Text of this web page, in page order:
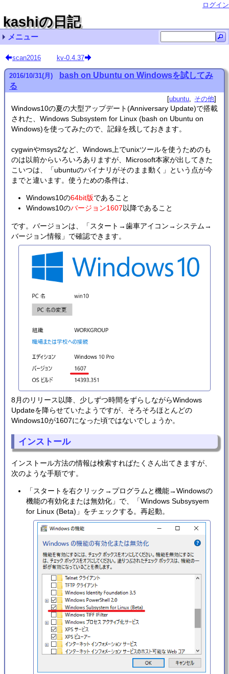
ログイン
kashiの日記
メニュー
最近の記事一覧
kv-0.4.62
kv-0.4.61
kv-0.4.60
kv-0.4.59
非正規化数の計算は遅い？
最近のコメント一覧
Ubuntu 24.04 インストール (リンク集) cupmen
Ubuntu LinuxでVMware Workstation pro/playerを
使うときの注意 qwaxgo
Ubuntu 20.04 インストール (8) Kuni
Ubuntu 20.04のBLAS (dgemm) をベンチマーク 名無
Ubuntu LinuxでVMware Workstation pro/playerを
使うときの注意 chmick
タグリスト
精度保証 (111)
ubuntu (73)
その他 (10)
自転車 (1)
scan2016 kv-0.4.37
2016/10/31(月)
bash on Ubuntu on Windowsを試してみ
る
ubuntu その他
Windows10の夏の大型アップデート(Anniversary Update)で搭載
された、Windows Subsystem for Linux (bash on Ubuntu on
Windows)を使ってみたので、記録を残しておきます。
cygwinやmsys2など、Windows上でunixツールを使うためのも
のは以前からいろいろありますが、Microsoft本家が出してきた
こいつは、「ubuntuのバイナリがそのまま動く」という点が今
までと違います。使うための条件は、
Windows10の64bit版であること
Windows10のバージョン1607以降であること
です。バージョンは、「スタート→歯車アイコン→システム→
バージョン情報」で確認できます。
8月のリリース以降、少しずつ時間をずらしながらWindows
Updateを降らせていたようですが、そろそろほとんどの
Windows10が1607になった頃ではないでしょうか。
インストール
インストール方法の情報は検索すればたくさん出てきますが、
次のような手順です。
「スタートを右クリック→プログラムと機能→Windowsの
機能の有効化または無効化」で、「Windows Subsysyem
for Linux (Beta)」をチェックする。再起動。